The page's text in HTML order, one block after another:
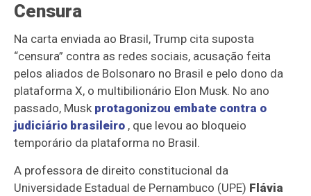
Censura
Na carta enviada ao Brasil, Trump cita suposta
“censura” contra as redes sociais, acusação feita
pelos aliados de Bolsonaro no Brasil e pelo dono da
plataforma X, o multibilionário Elon Musk. No ano
passado, Musk protagonizou embate contra o
judiciário brasileiro , que levou ao bloqueio
temporário da plataforma no Brasil.
A professora de direito constitucional da
Universidade Estadual de Pernambuco (UPE) Flávia